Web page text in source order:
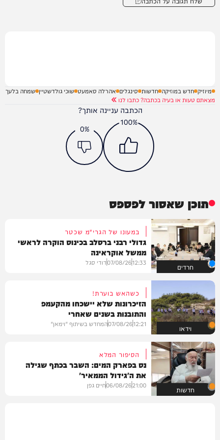
מיוזיק חדש במוזיקה חדשות סינגלים אהרלה סאמעט שוכי גולדשטיין שמחה בלעך
מצאתם טעות או בעיה בכתבה? כתבו לנו
הכתבה עניינה אותך?
100%
0%
תוכן שאסור לפספס
חרדים
במעונו של הגרי"מ שכטר
גדולי רבני ברסלב בכינוס הוקרה לראשי
ממשל אוקראינה
12:33
07/08/26דודי סגל
וידאו
כשהאש בוערת!
הזיכרונות שלא יישכחו מהקעמפ
והתובנות בשנים שאחרי
12:21
07/08/26המחדש בשיתוף "וימאן"
חדשות
הסיפור המלא
נס בפארק המים: השבר בכתף שגילה
את ה'גידול הממאיר'
21:00
06/08/26חיים גפן